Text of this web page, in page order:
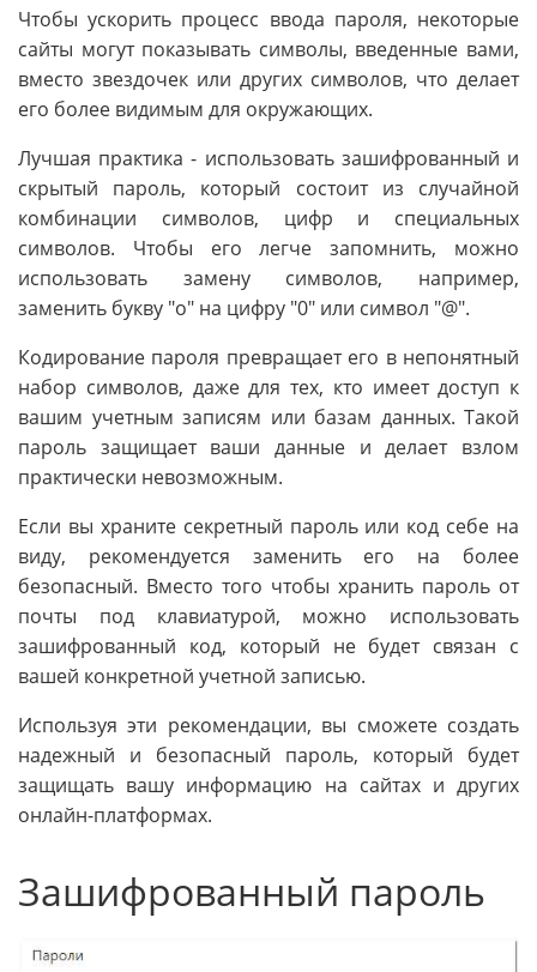
Чтобы ускорить процесс ввода пароля, некоторые
сайты могут показывать символы, введенные вами,
вместо звездочек или других символов, что делает
его более видимым для окружающих.
Лучшая практика - использовать зашифрованный и
скрытый пароль, который состоит из случайной
комбинации символов, цифр и специальных
символов. Чтобы его легче запомнить, можно
использовать замену символов, например,
заменить букву "о" на цифру "0" или символ "@".
Кодирование пароля превращает его в непонятный
набор символов, даже для тех, кто имеет доступ к
вашим учетным записям или базам данных. Такой
пароль защищает ваши данные и делает взлом
практически невозможным.
Если вы храните секретный пароль или код себе на
виду, рекомендуется заменить его на более
безопасный. Вместо того чтобы хранить пароль от
почты под клавиатурой, можно использовать
зашифрованный код, который не будет связан с
вашей конкретной учетной записью.
Используя эти рекомендации, вы сможете создать
надежный и безопасный пароль, который будет
защищать вашу информацию на сайтах и других
онлайн-платформах.
Зашифрованный пароль